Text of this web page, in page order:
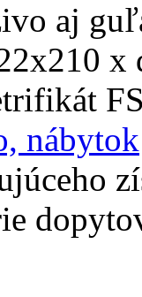
aj
x
nábytok